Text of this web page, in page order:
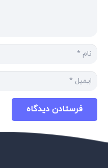
فرستادن دیدگاه